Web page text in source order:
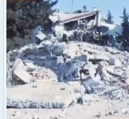
画
プ
レ
ー
ヤ